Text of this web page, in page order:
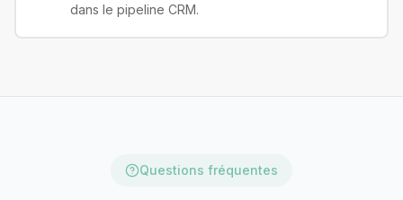
dans le pipeline CRM.
Questions fréquentes